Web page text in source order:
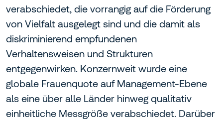
verabschiedet, die vorrangig auf die Förderung
von Vielfalt ausgelegt sind und die damit als
diskriminierend empfundenen
Verhaltensweisen und Strukturen
entgegenwirken. Konzernweit wurde eine
globale Frauenquote auf Management-Ebene
als eine über alle Länder hinweg qualitativ
einheitliche Messgröße verabschiedet. Darüber